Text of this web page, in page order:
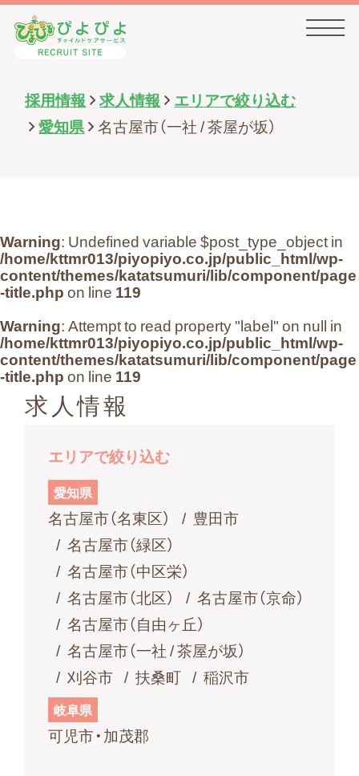
HOME
求人情報一覧
先輩の声一覧
よくある質問
お問い合わせ
採用情報 求人情報
エリアで絞り込む
愛知県
名古屋市（一社 / 茶屋が坂）
Warning: Undefined variable $post_type_object in
/home/kttmr013/piyopiyo.co.jp/public_html/wp-
content/themes/katatsumuri/lib/component/page
-title.phpon line 119
Warning: Attempt to read property "label" on null in
/home/kttmr013/piyopiyo.co.jp/public_html/wp-
content/themes/katatsumuri/lib/component/page
-title.phpon line 119
求人情報
エリアで絞り込む
愛知県
名古屋市（名東区）
豊田市
名古屋市（緑区）
名古屋市（中区栄）
名古屋市（北区）
名古屋市（京命）
名古屋市（自由ヶ丘）
名古屋市（一社 / 茶屋が坂）
刈谷市
扶桑町 稲沢市
岐阜県
可児市・加茂郡